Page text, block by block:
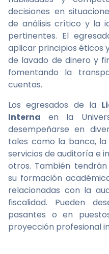
decisiones en
de análisis crítico y la
pertinentes. El
aplicar principios éticos
de lavado de dinero y
fomentando la
cuentas.
Los egresados de la
Interna en la
desempeñarse en
tales como la banca,
servicios de auditoría e
otros. También
su formación
relacionadas con la
fiscalidad. Pueden
pasantes o en
proyección profesional